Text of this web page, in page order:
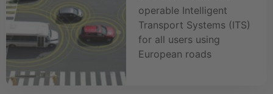
operable Intelligent
Transport Systems (ITS)
for all users using
European roads